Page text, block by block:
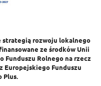
strategią rozwoju lokalnego
ze środków Unii
Funduszu Rolnego na rzecz
Europejskiego Funduszu
Plus.